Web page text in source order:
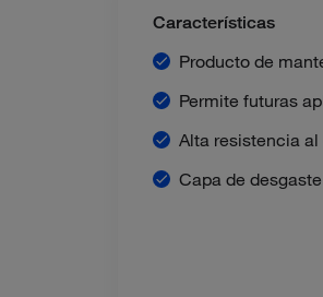
Características
Producto de
Permite futuras
Alta resistencia al
Capa de